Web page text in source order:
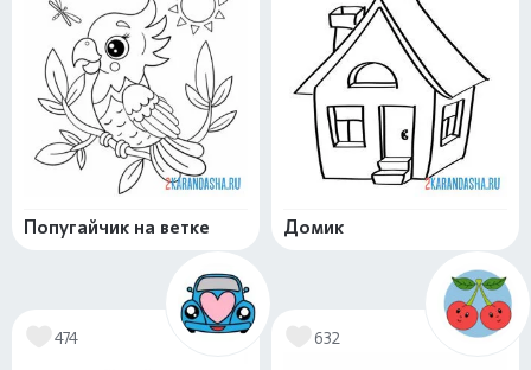
Попугайчик на ветке Домик
474 632